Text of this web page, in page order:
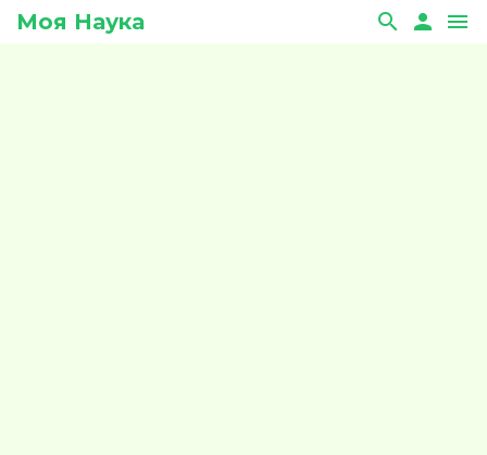
Моя Наука search person menu